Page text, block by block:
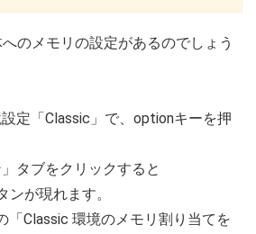
のメモリの設定があるのでしょう
定「Classic」で、optionキーを押
タブをクリックすると
ンが現れます。
「Classic 環境のメモリ割り当てを